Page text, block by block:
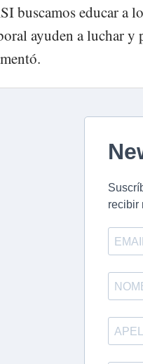
buscamos educar a
ayuden a luchar y